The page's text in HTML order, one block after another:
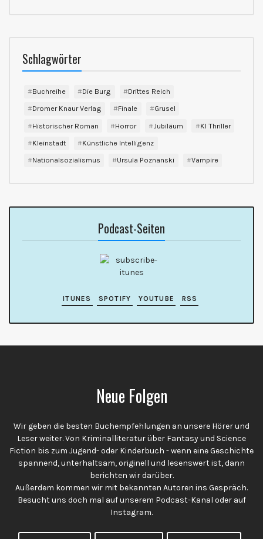
Schlagwörter
Buchreihe Die Burg
Drittes Reich
Dromer Knaur Verlag
Finale
Grusel
Historischer Roman
Horror Jubiläum
KI Thriller
Kleinstadt
Künstliche Intelligenz
Nationalsozialismus
Ursula Poznanski Vampire
Podcast-Seiten
ITUNES SPOTIFY YOUTUBE RSS
Neue Folgen
Wir geben die besten Buchempfehlungen an unsere Hörer und
Leser weiter. Von Kriminalliteratur über Fantasy und Science
Fiction bis zum Jugend- oder Kinderbuch - wenn eine Geschichte
spannend, unterhaltsam, originell und lesenswert ist, dann
berichten wir darüber.
Außerdem kommen wir mit bekannten Autoren ins Gespräch.
Besucht uns doch mal auf unserem Podcast-Kanal oder auf
Instagram.